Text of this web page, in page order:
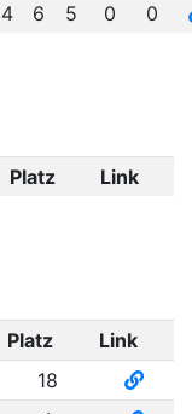
4 6 5 0 0
Platz Link
Platz
Link
18